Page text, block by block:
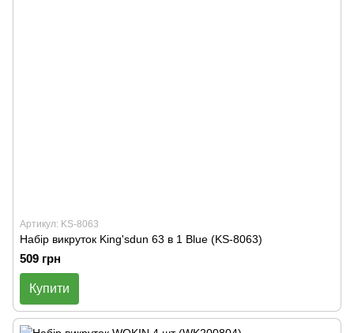
Артикул: KS-8063
Набір викруток King'sdun 63 в 1 Blue (KS-8063)
509 грн
Купити